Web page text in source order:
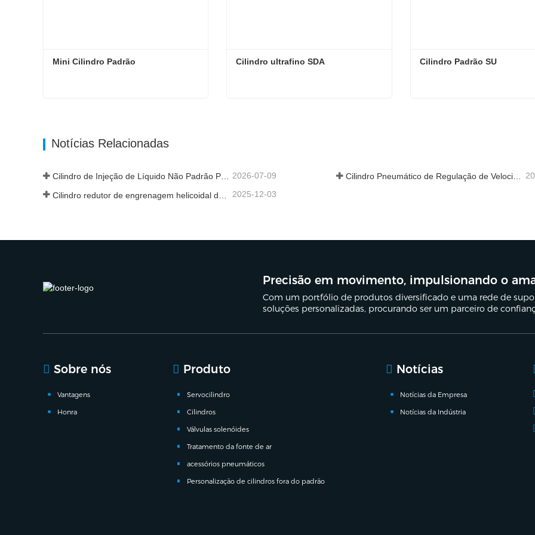
Mini Cilindro Padrão Cilindro ultrafino SDA Cilindro Padrão SU
Notícias Relacionadas
Cilindro de Injeção de Líquido Não Padrão Personalizado de Grau Alimentar 2026-07-09 Cilindro Pneumático de Regulação de Velocidade Hidráulica: Solução de Movimento Estável e Sem Choques para Equipamentos Automatizados
2025-12-03
Precisão em movimento, impulsionando o
Com um portfólio de produtos diversificado e uma rede de
soluções personalizadas, procurando ser um parceiro de
Sobre nós
Vantagens
Honra
Produto
Servocilindro
Cilindros
Válvulas solenóides
Tratamento da fonte de ar
acessórios pneumáticos
Personalização de cilindros fora do padrão
Notícias
Notícias da Empresa
Notícias da Indústria